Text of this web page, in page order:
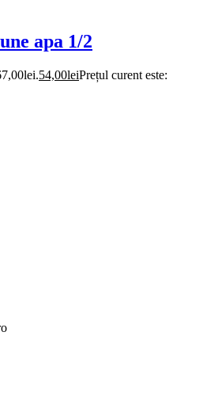
apa 1/2
54,00leiPrețul curent este: